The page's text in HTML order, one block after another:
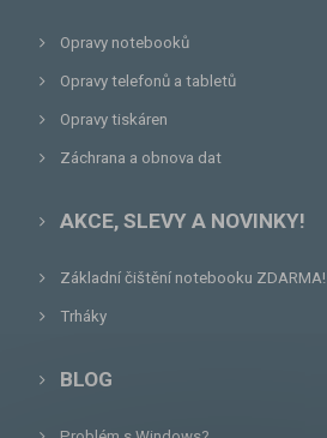
Opravy notebooků
Opravy telefonů a tabletů
Opravy tiskáren
Záchrana a obnova dat
AKCE, SLEVY A NOVINKY!
Základní čištění notebooku ZDARMA!
Trháky
BLOG